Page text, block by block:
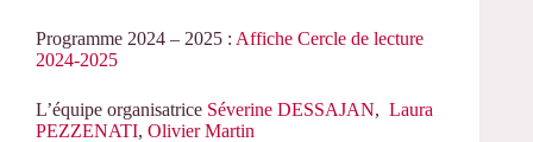
Programme 2024 – 2025 : Affiche Cercle de lecture
2024-2025
L’équipe organisatrice Séverine DESSAJAN, Laura
PEZZENATI, Olivier Martin